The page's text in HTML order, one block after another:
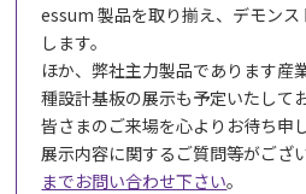
essum 製品を取り揃え、デモン
します。
ほか、弊社主力製品であります産
種設計基板の展示も予定いたして
皆さまのご来場を心よりお待ち申
展示内容に関するご質問等がござ
までお問い合わせ下さい。